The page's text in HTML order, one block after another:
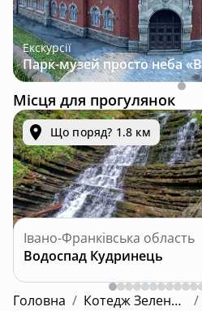
Екскурсії
Місця для прогулянок
Що поряд? 1.8 км
Івано-Франківська область
Водоспад Кудринець
Головна / Котедж Зелениця /